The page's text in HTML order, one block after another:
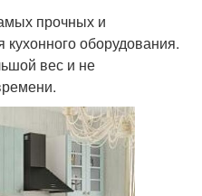
прочных и
оборудования.
вес и не